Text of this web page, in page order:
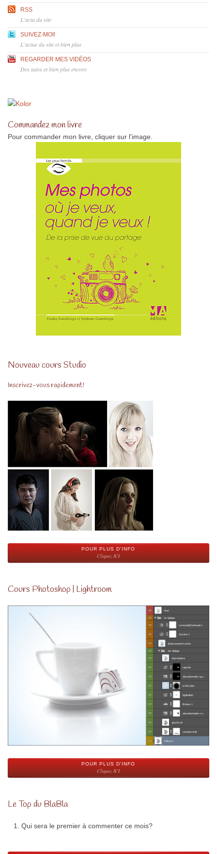
RSS
L'actu du site
SUIVEZ-MOI!
L'actue du site et bien plus
REGARDER MES VIDÉOS
Des tutos et bien plus encore
Commandez mon livre
Pour commander mon livre, cliquer sur l'image.
Nouveau cours Studio
Inscrivez-vous rapidement!
POUR PLUS D'INFO
Cliquez ICI
Cours Photoshop | Lightroom
POUR PLUS D'INFO
Cliquez ICI
Le Top du BlaBla
Qui sera le premier à commenter ce mois?